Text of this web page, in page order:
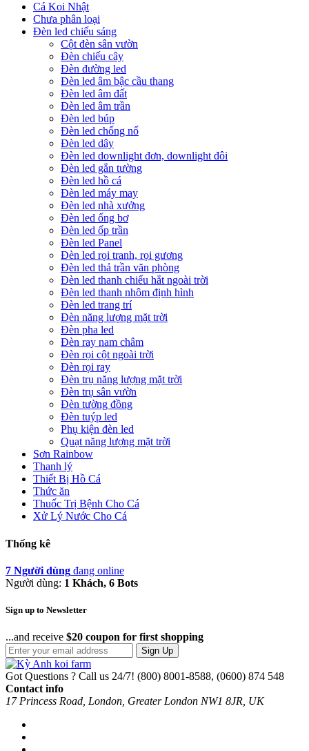
Cá Koi Nhật
Chưa phân loại
Đèn led chiếu sáng
Cột đèn sân vườn
Đèn chiếu cây
Đèn đường led
Đèn led âm bậc cầu thang
Đèn led âm đất
Đèn led âm trần
Đèn led búp
Đèn led chống nổ
Đèn led dây
Đèn led downlight đơn, downlight đôi
Đèn led gắn tường
Đèn led hồ cá
Đèn led máy may
Đèn led nhà xưởng
Đèn led ống bơ
Đèn led ốp trần
Đèn led Panel
Đèn led rọi tranh, rọi gương
Đèn led thả trần văn phòng
Đèn led thanh chiếu hắt ngoài trời
Đèn led thanh nhôm định hình
Đèn led trang trí
Đèn năng lượng mặt trời
Đèn pha led
Đèn ray nam châm
Đèn rọi cột ngoài trời
Đèn rọi ray
Đèn trụ năng lượng mặt trời
Đèn trụ sân vườn
Đèn tường đồng
Đèn tuýp led
Phụ kiện đèn led
Quạt năng lượng mặt trời
Sơn Rainbow
Thanh lý
Thiết Bị Hồ Cá
Thức ăn
Thuốc Trị Bệnh Cho Cá
Xử Lý Nước Cho Cá
Thống kê
7 Người dùng đang online
Người dùng: 1 Khách, 6 Bots
Sign up to Newsletter
...and receive $20 coupon for first shopping
Sign Up
Got Questions ? Call us 24/7! (800) 8001-8588, (0600) 874 548
Contact info
17 Princess Road, London, Greater London NW1 8JR, UK